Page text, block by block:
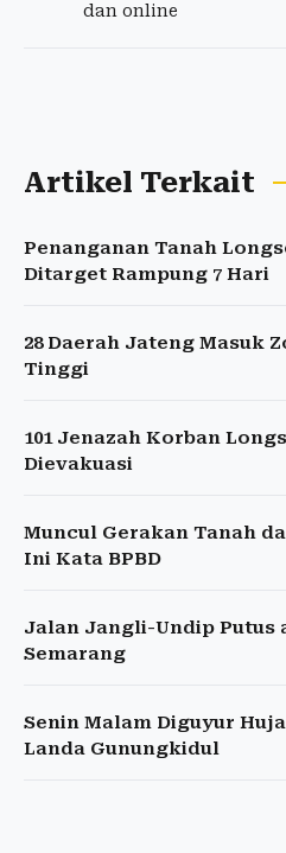
dan online
Artikel Terkait
Penanganan Tanah
Ditarget Rampung 7 Hari
28 Daerah Jateng Masuk
Tinggi
101 Jenazah Korban
Dievakuasi
Muncul Gerakan Tanah
Ini Kata BPBD
Jalan Jangli-Undip Putus
Semarang
Senin Malam Diguyur
Landa Gunungkidul